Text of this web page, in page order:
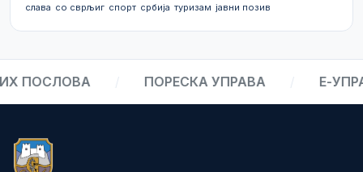
слава со сврљиг спорт србија туризам јавни позив
ПОСЛОВА ПОРЕСКА УПРАВА Е-